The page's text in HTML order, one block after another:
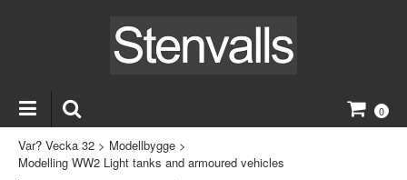
0
Var? Vecka 32 > Modellbygge >
Modelling WW2 Light tanks and armoured vehicles